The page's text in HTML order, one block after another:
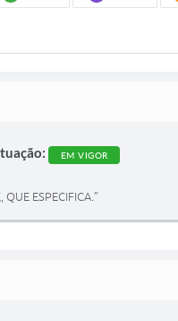
EM VIGOR
ESPECIFICA.”